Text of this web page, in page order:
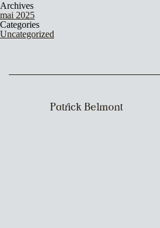
Archives
mai 2025
Categories
Uncategorized
Patrick Belmont